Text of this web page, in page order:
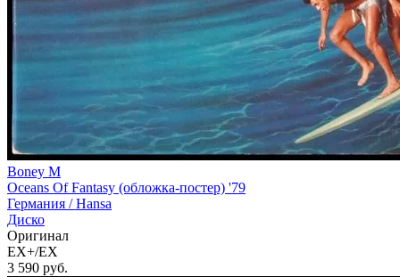
Boney M
Oceans Of Fantasy (обложка-постер) '79
Германия /Hansa
Диско
Оригинал
EX+/EX
3 590 руб.